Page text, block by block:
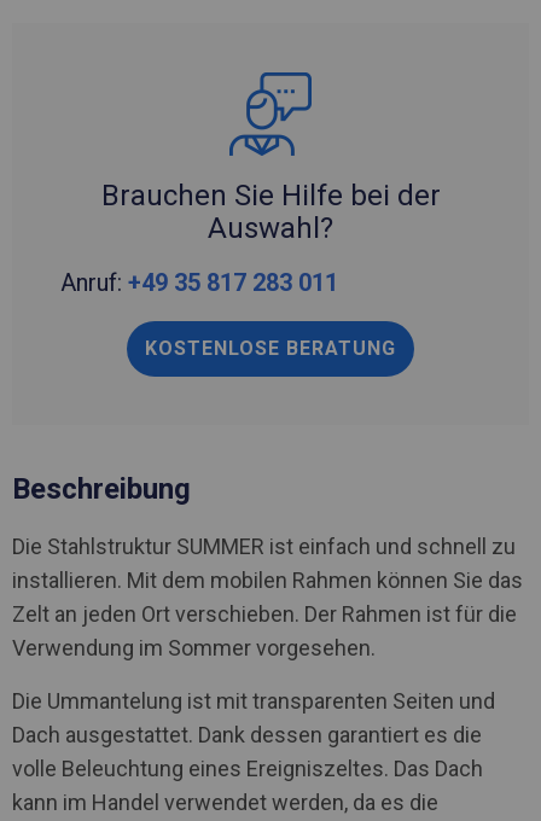
Brauchen Sie Hilfe bei der
Auswahl?
Anruf: +49 35 817 283 011
KOSTENLOSE BERATUNG
Beschreibung
Die Stahlstruktur SUMMER ist einfach und schnell zu
installieren. Mit dem mobilen Rahmen können Sie das
Zelt an jeden Ort verschieben. Der Rahmen ist für die
Verwendung im Sommer vorgesehen.
Die Ummantelung ist mit transparenten Seiten und
Dach ausgestattet. Dank dessen garantiert es die
volle Beleuchtung eines Ereigniszeltes. Das Dach
kann im Handel verwendet werden, da es die